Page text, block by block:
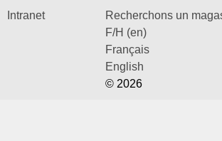
Intranet
Recherchons un
F/H (en)
Français
English
© 2026